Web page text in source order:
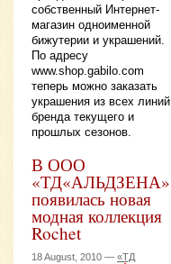
собственный Интернет-
магазин одноименной
бижутерии и украшений.
По адресу
www.shop.gabilo.com
теперь можно заказать
украшения из всех линий
бренда текущего и
прошлых сезонов.
В ООО
«ТД«АЛЬДЗЕНА»
появилась новая
модная коллекция
Rochet
18 August, 2010 — «ТД